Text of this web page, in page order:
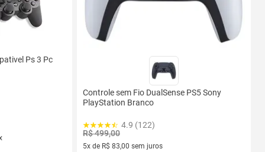
Ps 3 Pc
Controle sem Fio DualSense PS5 Sony
PlayStation Branco
4.9 (122)
R$ 499,00
5x de R$ 83,00 sem juros